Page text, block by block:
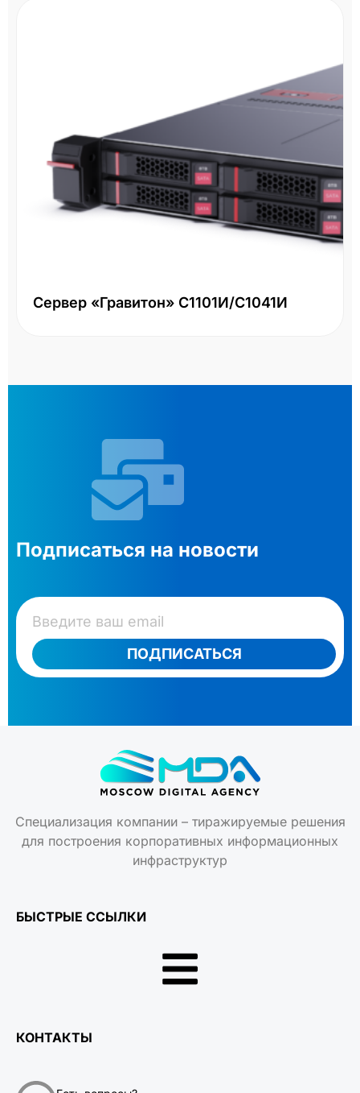
Сервер «Гравитон» С1101И/С1041И
Подписаться на новости
ПОДПИСАТЬСЯ
Специализация компании – тиражируемые решения
для построения корпоративных информационных
инфраструктур
БЫСТРЫЕ ССЫЛКИ
КОНТАКТЫ